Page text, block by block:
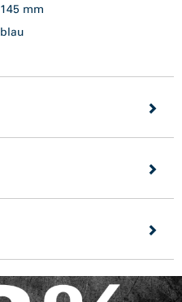
145 mm
blau